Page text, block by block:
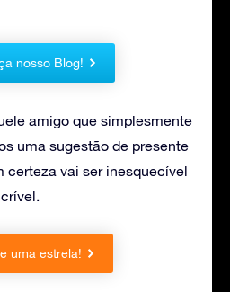
nosso Blog!
amigo que simplesmente
uma sugestão de presente
certeza vai ser inesquecível
uma estrela!